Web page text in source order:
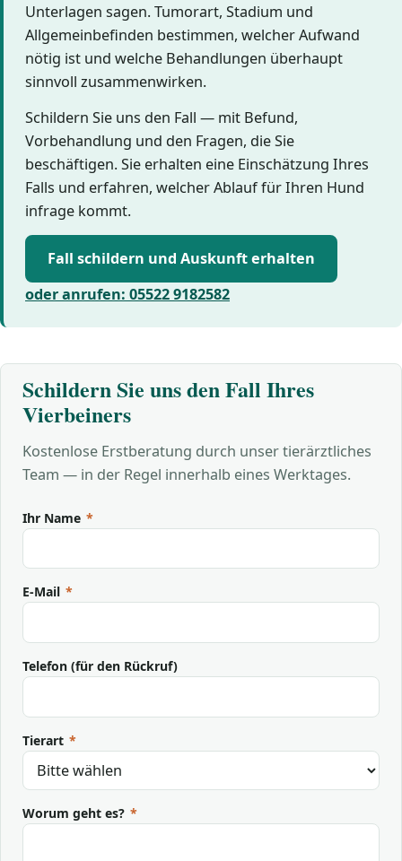
Unterlagen sagen. Tumorart, Stadium und
Allgemeinbefinden bestimmen, welcher Aufwand
nötig ist und welche Behandlungen überhaupt
sinnvoll zusammenwirken.
Schildern Sie uns den Fall — mit Befund,
Vorbehandlung und den Fragen, die Sie
beschäftigen. Sie erhalten eine Einschätzung Ihres
Falls und erfahren, welcher Ablauf für Ihren Hund
infrage kommt.
Fall schildern und Auskunft erhalten
oder anrufen: 05522 9182582
Schildern Sie uns den Fall Ihres
Vierbeiners
Kostenlose Erstberatung durch unser tierärztliches
Team — in der Regel innerhalb eines Werktages.
Ihr Name *
E-Mail *
Telefon (für den Rückruf)
Tierart *
Worum geht es? *